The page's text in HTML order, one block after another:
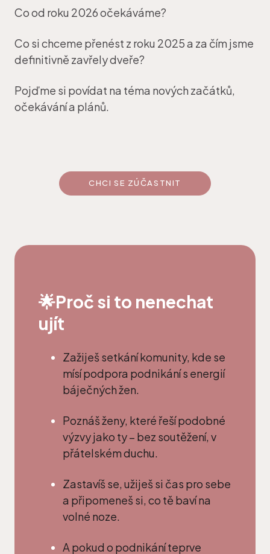
Co od roku 2026 očekáváme?
Co si chceme přenést z roku 2025 a za čím jsme
definitivně zavřely dveře?
Pojďme si povídat na téma nových začátků,
očekávání a plánů.
CHCI SE ZÚČASTNIT
🌟Proč si to nenechat
ujít
Zažiješ setkání komunity, kde se
mísí podpora podnikání s energií
báječných žen.
Poznáš ženy, které řeší podobné
výzvy jako ty – bez soutěžení, v
přátelském duchu.
Zastavíš se, užiješ si čas pro sebe
a připomeneš si, co tě baví na
volné noze.
A pokud o podnikání teprve